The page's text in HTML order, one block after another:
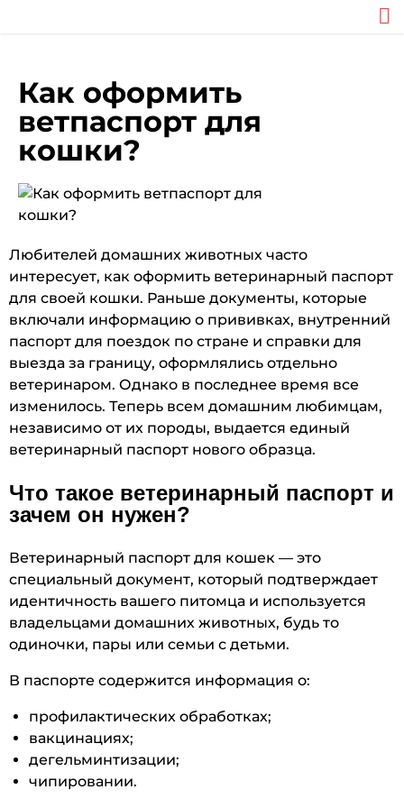
Как оформить
ветпаспорт для
кошки?
Любителей домашних животных часто
интересует, как оформить ветеринарный паспорт
для своей кошки. Раньше документы, которые
включали информацию о прививках, внутренний
паспорт для поездок по стране и справки для
выезда за границу, оформлялись отдельно
ветеринаром. Однако в последнее время все
изменилось. Теперь всем домашним любимцам,
независимо от их породы, выдается единый
ветеринарный паспорт нового образца.
Что такое ветеринарный паспорт и
зачем он нужен?
Ветеринарный паспорт для кошек — это
специальный документ, который подтверждает
идентичность вашего питомца и используется
владельцами домашних животных, будь то
одиночки, пары или семьи с детьми.
В паспорте содержится информация о:
профилактических обработках;
вакцинациях;
дегельминтизации;
чипировании.